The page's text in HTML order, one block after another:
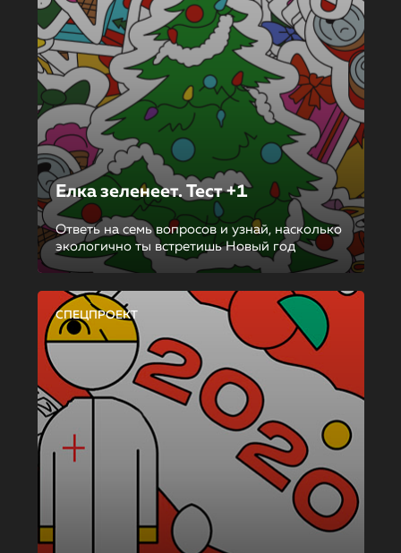
Елка зеленеет. Тест +1
Ответь на семь вопросов и узнай, насколько
экологично ты встретишь Новый год
СПЕЦПРОЕКТ